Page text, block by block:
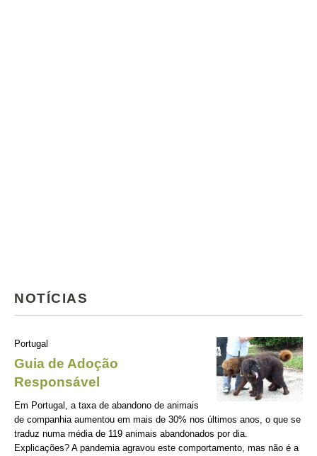
NOTÍCIAS
Portugal
Guia de Adoção
Responsável
Em Portugal, a taxa de abandono de animais
de companhia aumentou em mais de 30% nos últimos anos, o que se
traduz numa média de 119 animais abandonados por dia.
Explicações? A pandemia agravou este comportamento, mas não é a